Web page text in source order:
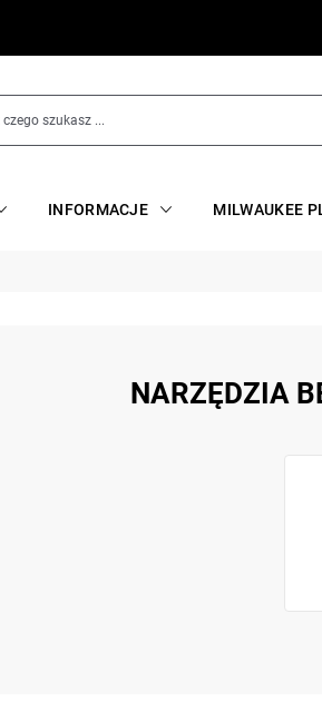
INFORMACJE MILWAUKEE
NARZĘDZIA